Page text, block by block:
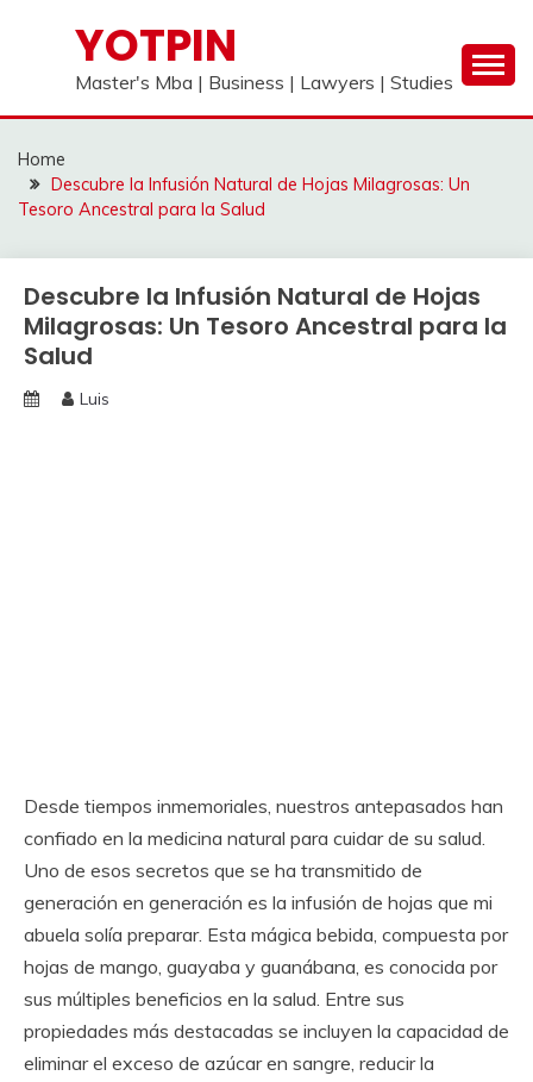
YOTPIN
Master's Mba | Business | Lawyers | Studies
Home
Descubre la Infusión Natural de Hojas Milagrosas: Un
Tesoro Ancestral para la Salud
Descubre la Infusión Natural de Hojas
Milagrosas: Un Tesoro Ancestral para la
Salud
Luis
Desde tiempos inmemoriales, nuestros antepasados han
confiado en la medicina natural para cuidar de su salud.
Uno de esos secretos que se ha transmitido de
generación en generación es la infusión de hojas que mi
abuela solía preparar. Esta mágica bebida, compuesta por
hojas de mango, guayaba y guanábana, es conocida por
sus múltiples beneficios en la salud. Entre sus
propiedades más destacadas se incluyen la capacidad de
eliminar el exceso de azúcar en sangre, reducir la